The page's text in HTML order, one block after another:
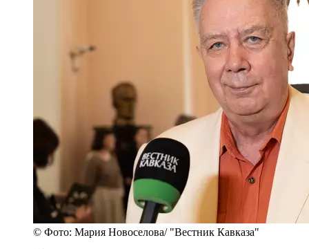
© Фото: Мария Новоселова/ "Вестник Кавказа"